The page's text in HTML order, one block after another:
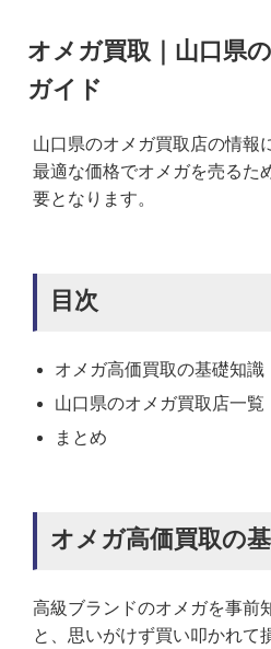
オメガ買取｜山口県
ガイド
山口県のオメガ買取店の情報
最適な価格でオメガを売るた
要となります。
目次
オメガ高価買取の基礎知識
山口県のオメガ買取店一覧
まとめ
オメガ高価買取の
高級ブランドのオメガを事前
と、思いがけず買い叩かれて